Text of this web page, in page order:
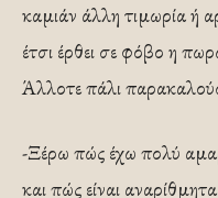
καμιάν άλλη τιμωρία ή
έτσι έρθει σε φόβο η
Άλλοτε πάλι
-Ξέρω πώς έχω πολύ
και πώς είναι